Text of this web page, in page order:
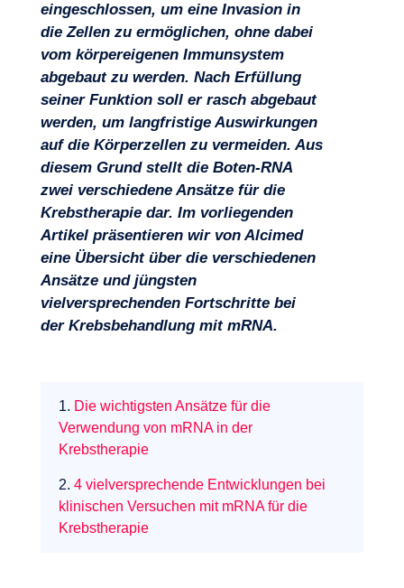
Expertisen
eingeschlossen, um eine Invasion in
die Zellen zu ermöglichen, ohne dabei
vom körpereigenen Immunsystem
abgebaut zu werden. Nach Erfüllung
seiner Funktion soll er rasch abgebaut
werden, um langfristige Auswirkungen
auf die Körperzellen zu vermeiden. Aus
diesem Grund stellt die Boten-RNA
zwei verschiedene Ansätze für die
Krebstherapie dar. Im vorliegenden
Artikel präsentieren wir von Alcimed
eine Übersicht über die verschiedenen
Ansätze und jüngsten
vielversprechenden Fortschritte bei
der Krebsbehandlung mit mRNA.
1. Die wichtigsten Ansätze für die
Verwendung von mRNA in der
Krebstherapie
2. 4 vielversprechende Entwicklungen bei
klinischen Versuchen mit mRNA für die
Krebstherapie